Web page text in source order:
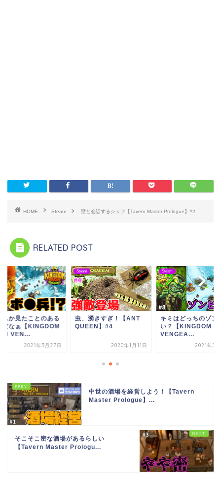
HOME Steam 壁と会話するシェフ【Tavern Master Prologue】#2
RELATED POST
湧きすぎ！【ANT
】#4
2020年1月11日
Steam
キミはどっちのゾンビだ
い？【KINGDOM RUSH
2021年3月20日
Steam
なーんか見たことの
ボムだなぁ【
RUSH VEN...
2021年3
中世の酒場を経営しよう！【Tavern
Master Prologue】...
そこそこ密な酒場があるらしい
【Tavern Master Prologu...